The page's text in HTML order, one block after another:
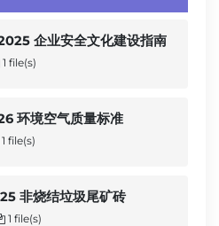
企业安全文化建设指南
1 file(s)
环境空气质量标准
1 file(s)
非烧结垃圾尾矿砖
1 file(s)